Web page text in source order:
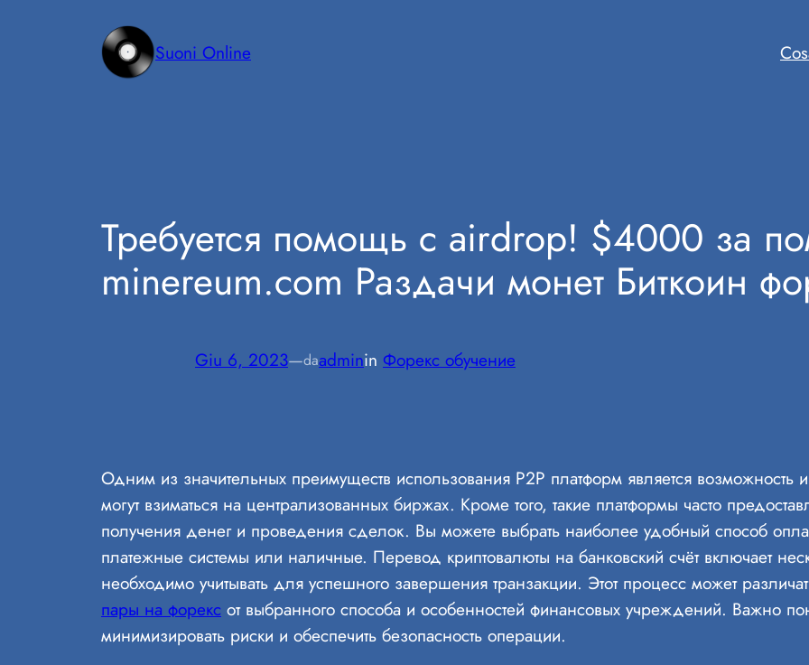
Suoni Online
Требуется помощь с airdrop! $4000 за
minereum.com Раздачи монет Биткоин
Giu 6, 2023—daadminin Форекс обучение
Одним из значительных преимуществ использования P2P платформ является возможность
могут взиматься на централизованных биржах. Кроме того, такие платформы часто
получения денег и проведения сделок. Вы можете выбрать наиболее удобный способ
платежные системы или наличные. Перевод криптовалюты на банковский счёт включает
необходимо учитывать для успешного завершения транзакции. Этот процесс может
пары на форекс от выбранного способа и особенностей финансовых учреждений. Важно
минимизировать риски и обеспечить безопасность операции.